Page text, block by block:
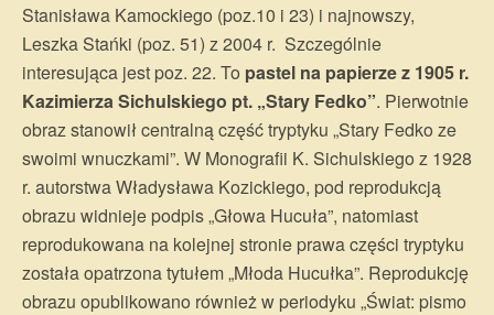
Stanisława Kamockiego (poz.10 i 23) i najnowszy,
Leszka Stańki (poz. 51) z 2004 r. Szczególnie
interesująca jest poz. 22. To pastel na papierze z 1905 r.
Kazimierza Sichulskiego pt. „Stary Fedko”. Pierwotnie
obraz stanowił centralną część tryptyku „Stary Fedko ze
swoimi wnuczkami”. W Monografii K. Sichulskiego z 1928
r. autorstwa Władysława Kozickiego, pod reprodukcją
obrazu widnieje podpis „Głowa Hucuła”, natomiast
reprodukowana na kolejnej stronie prawa części tryptyku
została opatrzona tytułem „Młoda Hucułka”. Reprodukcję
obrazu opublikowano również w periodyku „Świat: pismo